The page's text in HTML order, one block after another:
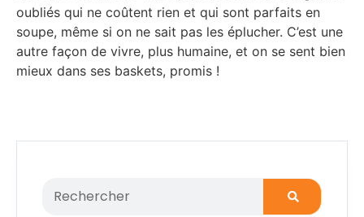
oubliés qui ne coûtent rien et qui sont parfaits en
soupe, même si on ne sait pas les éplucher. C’est une
autre façon de vivre, plus humaine, et on se sent bien
mieux dans ses baskets, promis !